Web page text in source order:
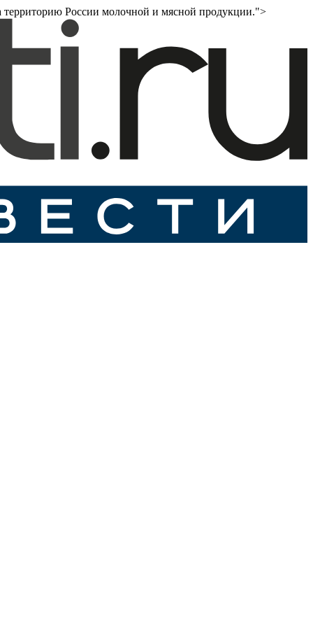
территорию России молочной и мясной продукции.">